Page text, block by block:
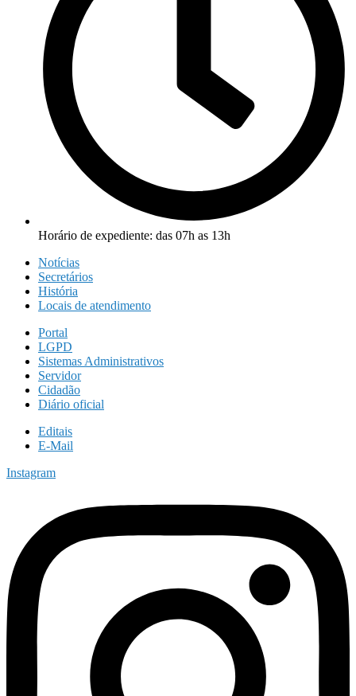
Horário de expediente: das 07h as 13h
Notícias
Secretários
História
Locais de atendimento
Portal
LGPD
Sistemas Administrativos
Servidor
Cidadão
Diário oficial
Editais
E-Mail
Instagram